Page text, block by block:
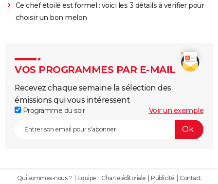
Ce chef étoilé est formel : voici les 3 détails à vérifier pour
choisir un bon melon
VOS PROGRAMMES PAR E-MAIL
Recevez chaque semaine la sélection des
émissions qui vous intéressent
Programme du soir Voir un exemple
Qui sommes-nous ? Equipe Charte éditoriale Publicité
Contact